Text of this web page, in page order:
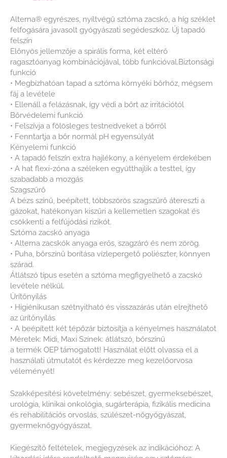
Alterna® egyrészes, nyíltvégű sztóma zacskó, a híg széklet
felfogására javasolt gyógyászati segédeszköz. Új tapadó
felszín
Előnyös jellemzője a spirális forma, két eltérő
ragasztóanyag kombinációjával, több funkcióval.Biztonsági
funkció
• Megbízhatóan tapad a sztóma környéki bőrhöz, mégsem
fáj a levétele
• Ellenáll a felázásnak, így védi a bőrt az irritációtól
Bőrvédelemi funkció
• Felszívja a fölösleges testnedveket a bőrről
• Fenntartja a bőr normál pH egyensúlyát
Kényelemi funkció
• A tapadó felszín extra hajlékony, a kényelem érdekében
• A hat flexi-zóna a széleken együtthajlik a testtel, így
szabadabb a mozgás
Szagszűrő
A bézs színű, beépített, többszörös szagszűrő átereszti a
gázokat, hatékonyan kiszűri a kellemetlen szagokat és
csökkenti a felfújódási rizikót.
Sztóma zacskó anyaga
• Alterna zacskók anyaga erős, szagzáró és nem zörög.
• Puha, bőrszínű borítása vízlepergető poliészter, könnyen
szárad.
Átlátszó típus esetén a sztóma megfigyelhető a zacskó
levétele nélkül.
Ürítőnyílás
• Higiénikusan szétnyitható és visszazárás után elrejthető
az ürítőnyílás
• A beépített két tépőzár biztosítja a kényelmes használatot
Méretek: Midi, Maxi Színek: átlátszó, bőrszínű
a termék OEP támogatott! Használat előtt olvassa el a
használati útmutatót és kérdezze meg kezelőorvosa
véleményét!
Szakképesítési követelmény: sebészet, gyermeksebészet,
urológia, klinikai onkológia, sugárterápia, fizikális medicina
és rehabilitációs orvoslás, szülészet-nőgyógyászat,
gyermeknőgyógyászat.
Kiegészítő feltételek, megjegyzések az indikációhoz: A